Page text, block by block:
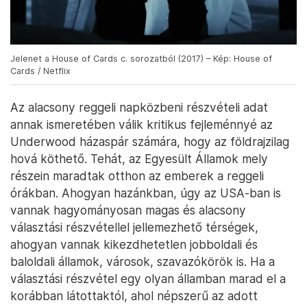
Jelenet a House of Cards c. sorozatból (2017) – Kép: House of
Cards / Netflix
Az alacsony reggeli napközbeni részvételi adat
annak ismeretében válik kritikus fejleménnyé az
Underwood házaspár számára, hogy az földrajzilag
hová köthető. Tehát, az Egyesült Államok mely
részein maradtak otthon az emberek a reggeli
órákban. Ahogyan hazánkban, úgy az USA-ban is
vannak hagyományosan magas és alacsony
választási részvétellel jellemezhető térségek,
ahogyan vannak kikezdhetetlen jobboldali és
baloldali államok, városok, szavazókörök is. Ha a
választási részvétel egy olyan államban marad el a
korábban látottaktól, ahol népszerű az adott